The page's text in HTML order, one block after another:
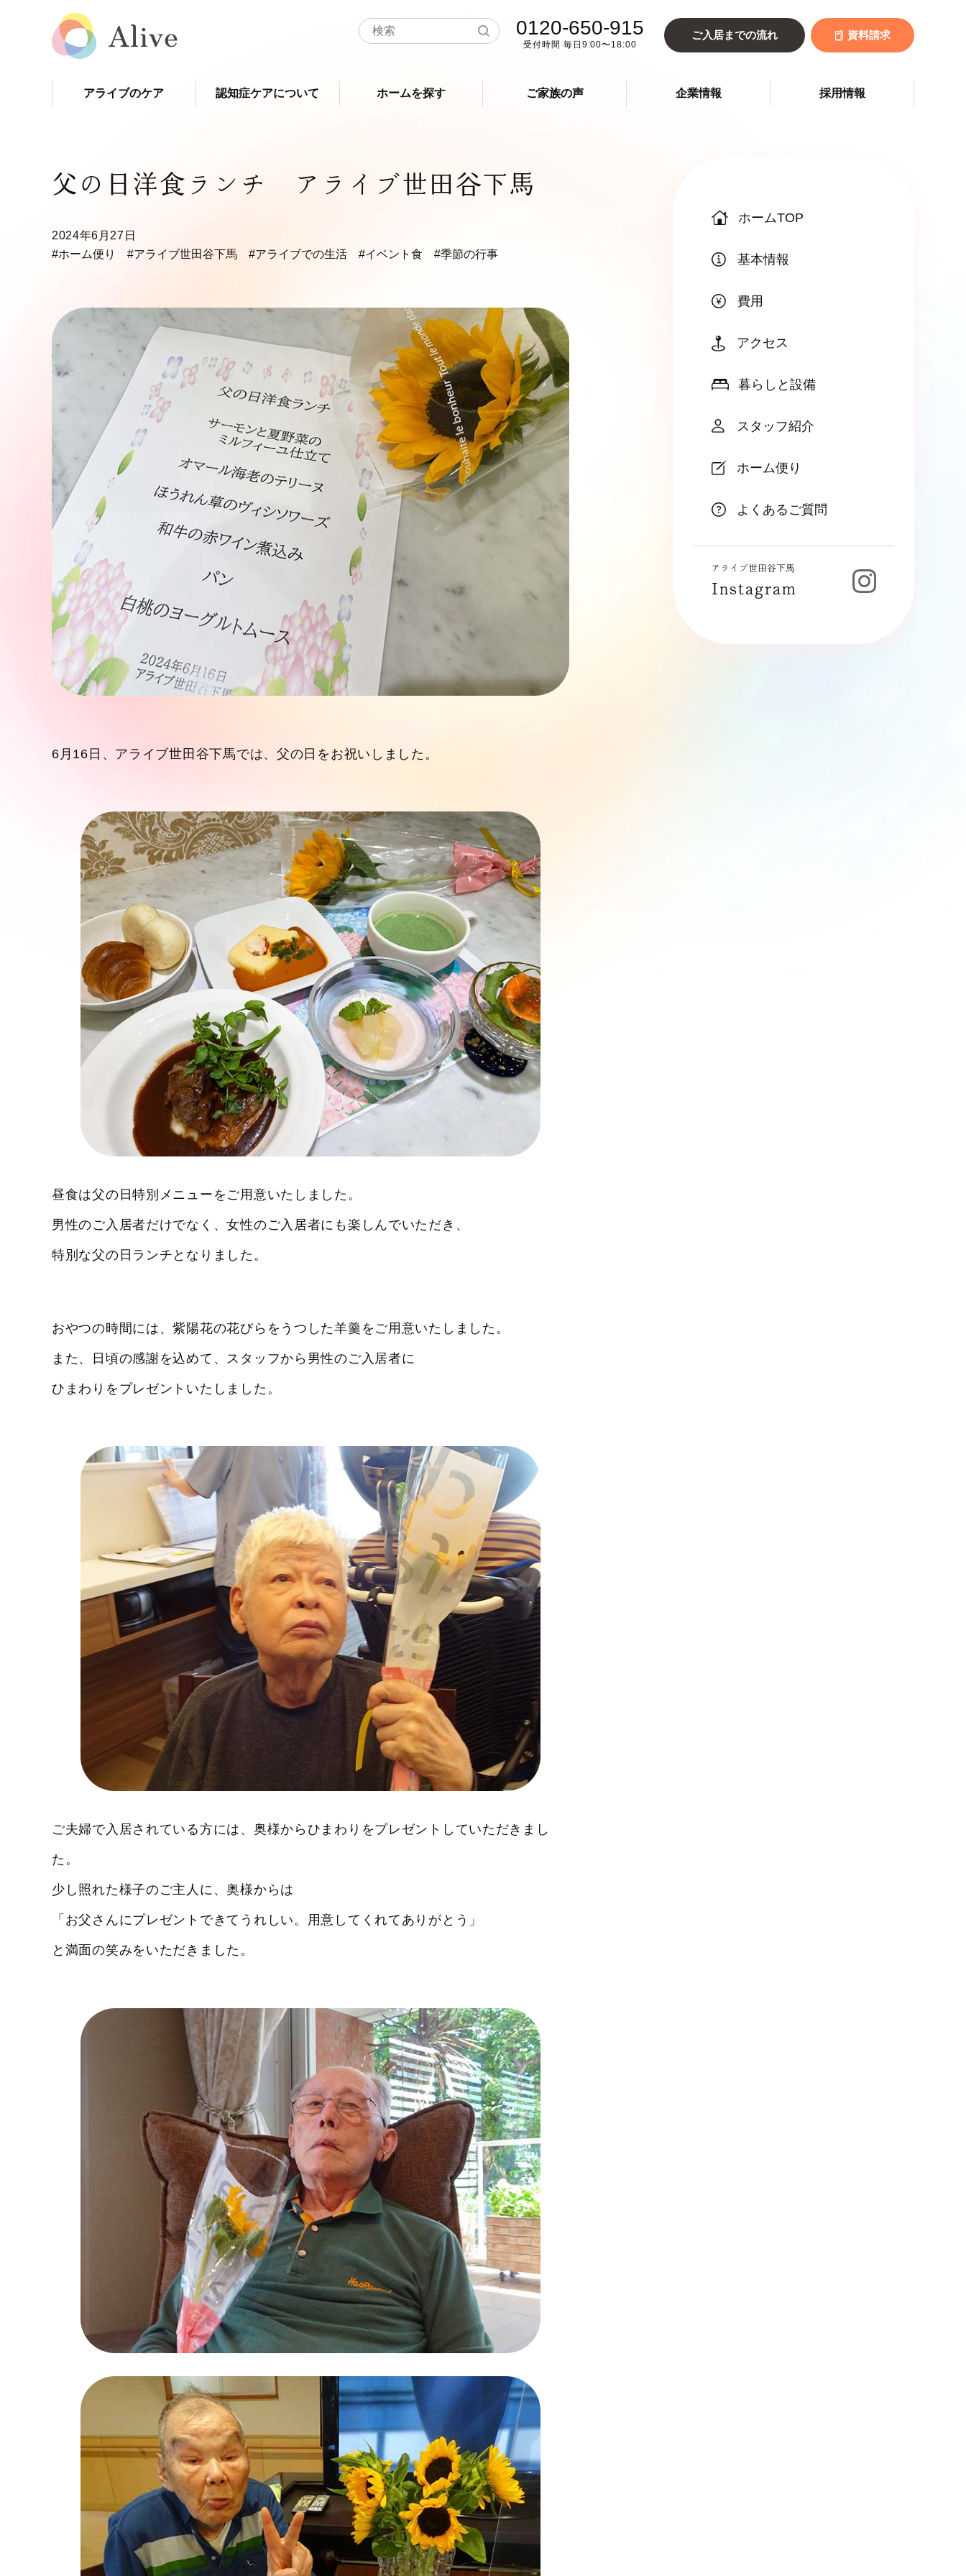
0120-650-915
受付時間 毎日9:00〜18:00
ご入居までの流れ 資料請求
アライブのケア 認知症ケアについて ホームを探す ご家族の声 企業情報 採用情報
ホームTOP
基本情報
費用
アクセス
暮らしと設備
スタッフ紹介
ホーム便り
よくあるご質問
アライブ世田谷下馬
Instagram
父の日洋食ランチ アライブ世田谷下馬
2024年6月27日
#ホーム便り
#アライブ世田谷下馬 #アライブでの生活 #イベント食 #季節の行事
6月16日、アライブ世田谷下馬では、父の日をお祝いしました。
昼食は父の日特別メニューをご用意いたしました。
男性のご入居者だけでなく、女性のご入居者にも楽しんでいただき、
特別な父の日ランチとなりました。
おやつの時間には、紫陽花の花びらをうつした羊羹をご用意いたしました。
また、日頃の感謝を込めて、スタッフから男性のご入居者に
ひまわりをプレゼントいたしました。
ご夫婦で入居されている方には、奥様からひまわりをプレゼントしていただきまし
た。
少し照れた様子のご主人に、奥様からは
「お父さんにプレゼントできてうれしい。用意してくれてありがとう」
と満面の笑みをいただきました。